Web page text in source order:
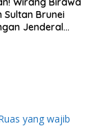
Sultan Brunei
Jenderal
yang wajib